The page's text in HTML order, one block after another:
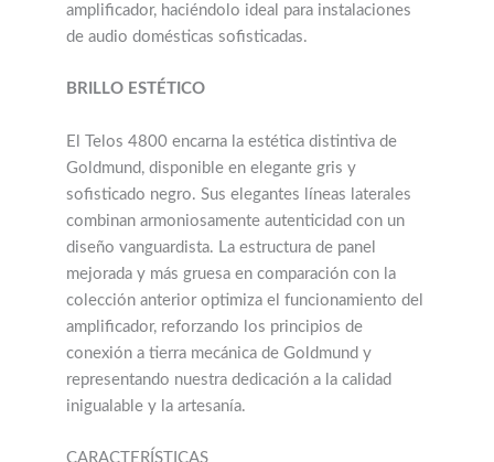
amplificador, haciéndolo ideal para instalaciones
de audio domésticas sofisticadas.
BRILLO ESTÉTICO
El Telos 4800 encarna la estética distintiva de
Goldmund, disponible en elegante gris y
sofisticado negro. Sus elegantes líneas laterales
combinan armoniosamente autenticidad con un
diseño vanguardista. La estructura de panel
mejorada y más gruesa en comparación con la
colección anterior optimiza el funcionamiento del
amplificador, reforzando los principios de
conexión a tierra mecánica de Goldmund y
representando nuestra dedicación a la calidad
inigualable y la artesanía.
CARACTERÍSTICAS